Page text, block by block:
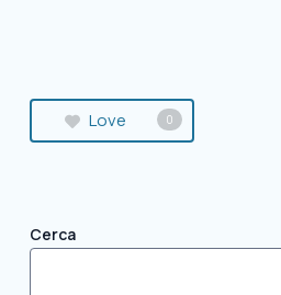
Love 0
Cerca